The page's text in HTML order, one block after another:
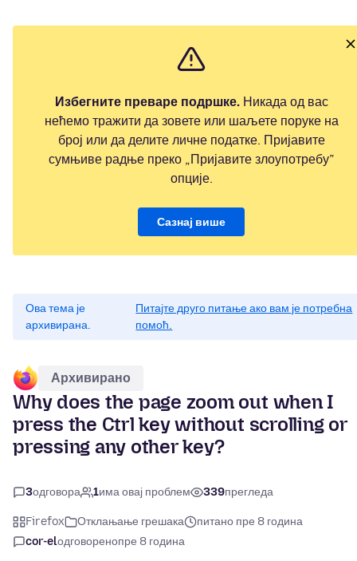
Избегните преваре подршке.Никада од вас
нећемо тражити да зовете или шаљете поруке на
број или да делите личне податке. Пријавите
сумњиве радње преко „Пријавите злоупотребу”
опције.
Сазнај више
Ова тема је
архивирана.
Питајте друго питање ако вам је потребна
помоћ.
Архивирано
Why does the page zoom out when I
press the Ctrl key without scrolling or
pressing any other key?
3одговора 1има овај проблем 339прегледа
Firefox Отклањање грешака
питано пре 8 година
cor-elодговоренопре 8 година